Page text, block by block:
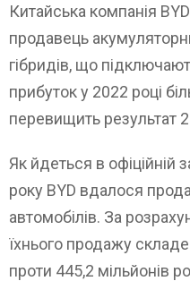
Китайська компанія
продавець
гібридів, що
прибуток у 2022 році
перевищить результат
Як йдеться в офіційній
року BYD вдалося
автомобілів. За
їхнього продажу
проти 445,2 мільйонів